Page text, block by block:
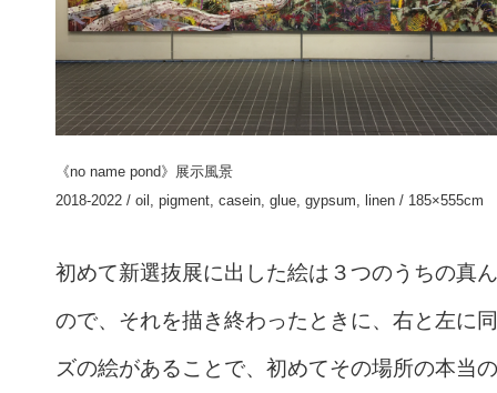
《no name pond》展示風景
2018-2022 / oil, pigment, casein, glue, gypsum, linen / 185×555cm
初めて新選抜展に出した絵は３つのうちの真
ので、それを描き終わったときに、右と左に
ズの絵があることで、初めてその場所の本当